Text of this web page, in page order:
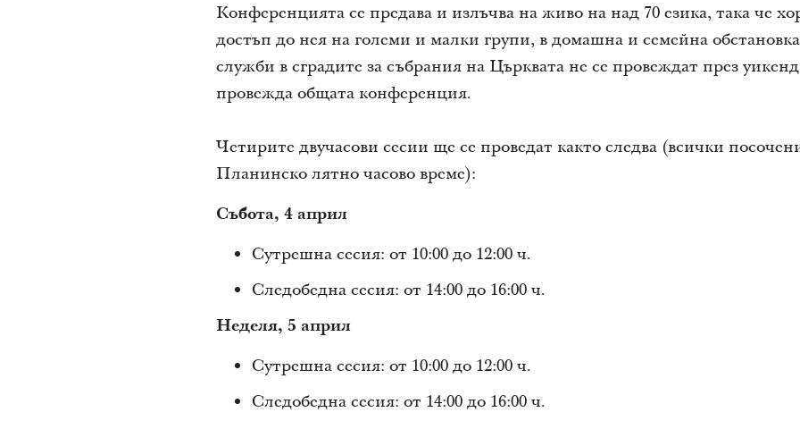
Конференцията се предава и излъчва на живо на над 70 езика, така че
достъп до нея на големи и малки групи, в домашна и семейна
служби в сградите за събрания на Църквата не се провеждат през
провежда общата конференция.
Четирите двучасови сесии ще се проведат както следва (всички
Планинско лятно часово време):
Събота, 4 април
Сутрешна сесия: от 10:00 до 12:00 ч.
Следобедна сесия: от 14:00 до 16:00 ч.
Неделя, 5 април
Сутрешна сесия: от 10:00 до 12:00 ч.
Следобедна сесия: от 14:00 до 16:00 ч.